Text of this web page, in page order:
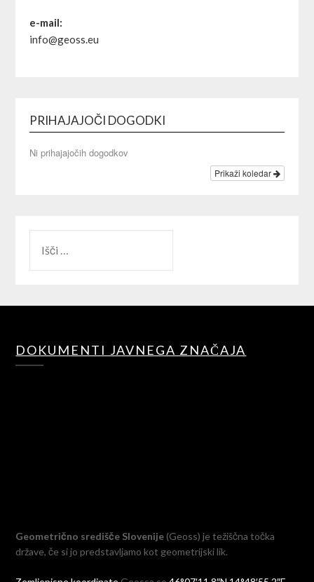
e-mail:
info@geoss.eu
PRIHAJAJOČI DOGODKI
Ni prihajajočih dogodkov
Prikaži koledar
DOKUMENTI JAVNEGA ZNAČAJA
Geometrično središče Slovenije (Geoss) je težiščna točka
države, če si jo predstavljamo kot geometrijski lik.